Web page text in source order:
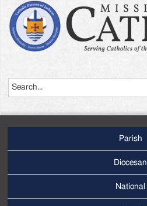
Menu
Parish
Diocesan
National